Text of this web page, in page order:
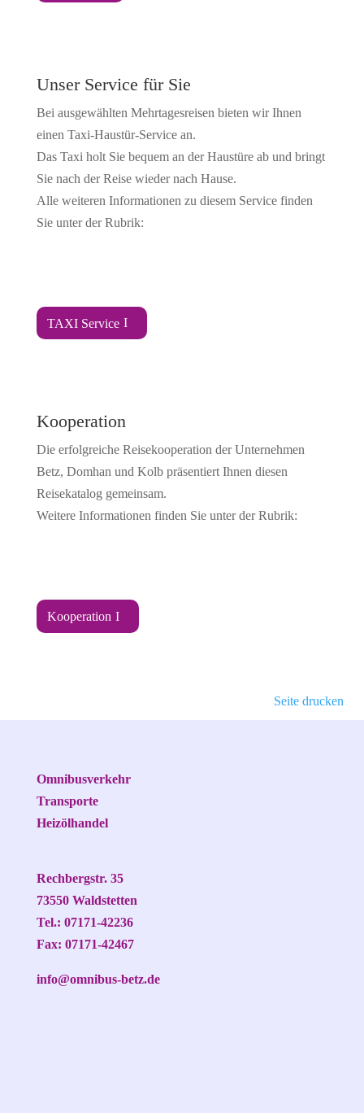
Unser Service für Sie
Bei ausgewählten Mehrtagesreisen bieten wir Ihnen
einen Taxi-Haustür-Service an.
Das Taxi holt Sie bequem an der Haustüre ab und bringt
Sie nach der Reise wieder nach Hause.
Alle weiteren Informationen zu diesem Service finden
Sie unter der Rubrik:
TAXI Service
Kooperation
Die erfolgreiche Reisekooperation der Unternehmen
Betz, Domhan und Kolb präsentiert Ihnen diesen
Reisekatalog gemeinsam.
Weitere Informationen finden Sie unter der Rubrik:
Kooperation
Seite drucken
Omnibusverkehr
Transporte
Heizölhandel
Rechbergstr. 35
73550 Waldstetten
Tel.: 07171-42236
Fax: 07171-42467
info@omnibus-betz.de